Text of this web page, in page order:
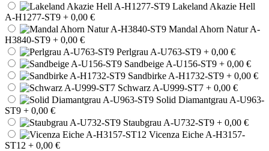
Lakeland Akazie Hell
A-H1277-ST9 + 0,00 €
Mandal Ahorn Natur A-
H3840-ST9 + 0,00 €
Perlgrau A-U763-ST9 + 0,00 €
Sandbeige A-U156-ST9 + 0,00 €
Sandbirke A-H1732-ST9 + 0,00 €
Schwarz A-U999-ST7 + 0,00 €
Solid Diamantgrau A-U963-
ST9 + 0,00 €
Staubgrau A-U732-ST9 + 0,00 €
Vicenza Eiche A-H3157-
ST12 + 0,00 €